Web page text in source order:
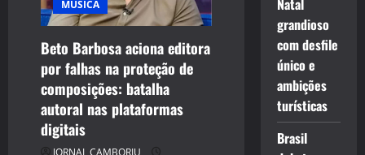
MÚSICA
Beto Barbosa aciona editora
por falhas na proteção de
composições: batalha
autoral nas plataformas
digitais
JORNAL CAMBORIU
Natal
grandioso
com desfile
único e
ambições
turísticas
Brasil